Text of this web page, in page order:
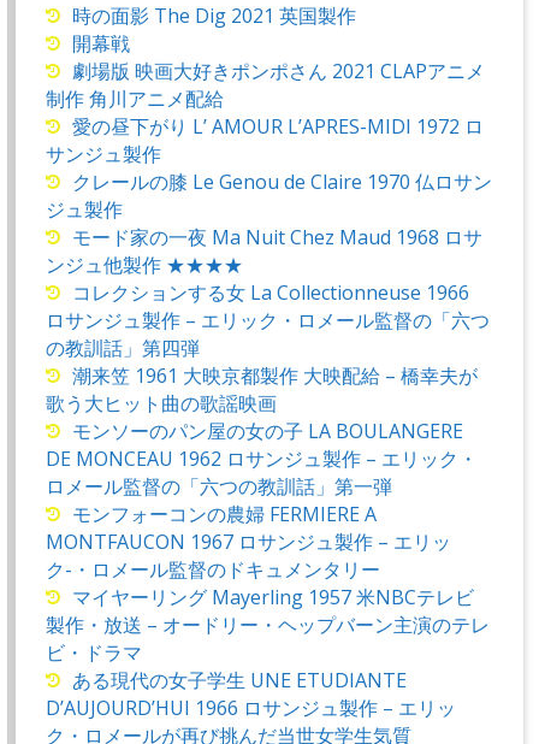
時の面影 The Dig 2021 英国製作
開幕戦
劇場版 映画大好きポンポさん 2021 CLAPアニメ
制作 角川アニメ配給
愛の昼下がり L’ AMOUR L’APRES-MIDI 1972 ロ
サンジュ製作
クレールの膝 Le Genou de Claire 1970 仏ロサン
ジュ製作
モード家の一夜 Ma Nuit Chez Maud 1968 ロサ
ンジュ他製作 ★★★★
コレクションする女 La Collectionneuse 1966
ロサンジュ製作 – エリック・ロメール監督の「六つ
の教訓話」第四弾
潮来笠 1961 大映京都製作 大映配給 – 橋幸夫が
歌う大ヒット曲の歌謡映画
モンソーのパン屋の女の子 LA BOULANGERE
DE MONCEAU 1962 ロサンジュ製作 – エリック・
ロメール監督の「六つの教訓話」第一弾
モンフォーコンの農婦 FERMIERE A
MONTFAUCON 1967 ロサンジュ製作 – エリッ
ク-・ロメール監督のドキュメンタリー
マイヤーリング Mayerling 1957 米NBCテレビ
製作・放送 – オードリー・ヘップバーン主演のテレ
ビ・ドラマ
ある現代の女子学生 UNE ETUDIANTE
D’AUJOURD’HUI 1966 ロサンジュ製作 – エリッ
ク・ロメールが再び挑んだ当世女学生気質